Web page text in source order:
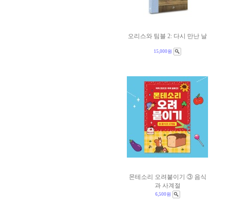
오리스와 팀블 2: 다시 만난 날
15,000원
몬테소리 오려붙이기 ③ 음식
과 사계절
6,500원